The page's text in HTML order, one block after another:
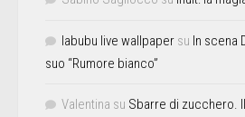
labubu live wallpaper su In scena
suo “Rumore bianco”
Valentina su Sbarre di zucchero.